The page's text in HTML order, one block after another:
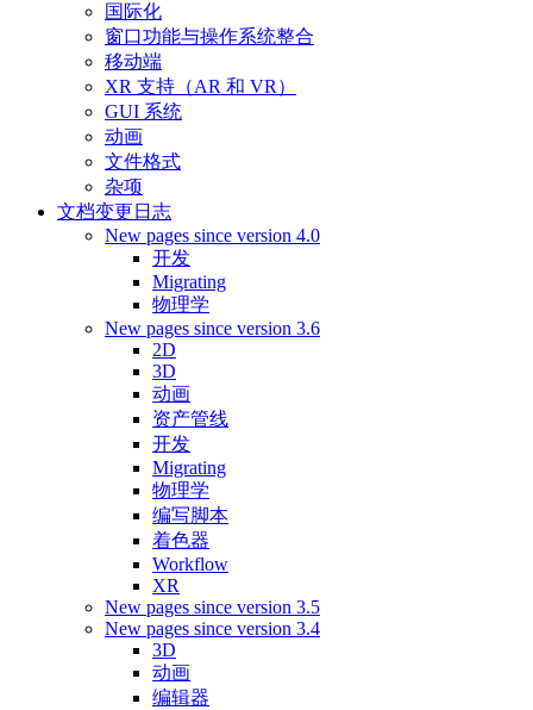
国际化
窗口功能与操作系统整合
移动端
XR 支持（AR 和 VR）
GUI 系统
动画
文件格式
杂项
文档变更日志
New pages since version 4.0
开发
Migrating
物理学
New pages since version 3.6
2D
3D
动画
资产管线
开发
Migrating
物理学
编写脚本
着色器
Workflow
XR
New pages since version 3.5
New pages since version 3.4
3D
动画
编辑器